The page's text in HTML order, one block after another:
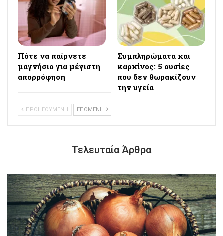
Πότε να παίρνετε
μαγνήσιο για μέγιστη
απορρόφηση
Συμπληρώματα και
καρκίνος: 5 ουσίες
που δεν θωρακίζουν
την υγεία
ΠΡΟΗΓΟΥΜΕΝΗ ΕΠΟΜΕΝΗ
Τελευταία Άρθρα